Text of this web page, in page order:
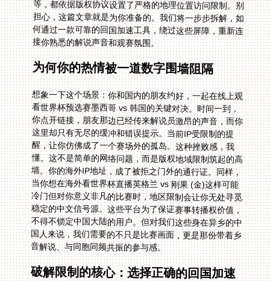
接你熟悉的解说声音和观赛氛围。
为何你的热情被一道数字围墙阻隔
想象一下这个场景：你和国内的朋友约好，一起在线上观
看世界杯预选赛墨西哥 vs 韩国的关键对决。时间一到，
你点开链接，朋友那边已经传来解说员激昂的声音，而你
这里却只有无尽的缓冲和错误提示。当前IP受限制的提
醒，让你仿佛成了一个赛场外的孤岛。这种挫败感，我
懂。这不是简单的网络问题，而是版权地域限制筑起的高
墙。你的海外IP地址，成了被拒之门外的通行证。同样，
当你想在海外看世界杯直播英格兰 vs 刚果 (金)这样可能
冷门但对你意义非凡的比赛时，地区限制会让你无处寻觅
稳定的中文信号源。这些平台为了保证赛事转播权价值，
不得不锁定中国大陆的用户。但对我们这些身在异乡的中
国人来说，我们需要的不只是比赛画面，更是那份带着乡
音解说、与同胞同频共振的参与感。
破解限制的核心：选择正确的回国加速